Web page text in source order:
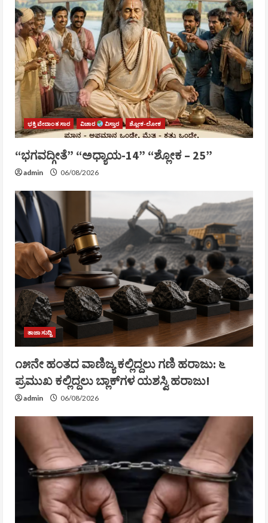
ಭಕ್ತಿ ವೇದಾಂತ ಸಾರ ವಿಚಾರ ವಿಸ್ತಾರ ಶ್ಲೋಕ-ಲೋಕ
“ಭಗವದ್ಗೀತೆ” “ಅಧ್ಯಾಯ-14” “ಶ್ಲೋಕ – 25”
admin 06/08/2026
ತಾಜಾ ಸುದ್ದಿ
೧೫ನೇ ಹಂತದ ವಾಣಿಜ್ಯ ಕಲ್ಲಿದ್ದಲು ಗಣಿ ಹರಾಜು: ೬
ಪ್ರಮುಖ ಕಲ್ಲಿದ್ದಲು ಬ್ಲಾಕ್‌ಗಳ ಯಶಸ್ವಿ ಹರಾಜು!
admin 06/08/2026